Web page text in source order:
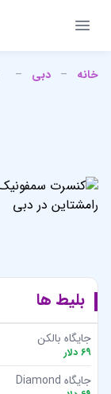
خانه – دبی –
بلیط ها
جایگاه بالکن
69 دلار
جایگاه Diamond